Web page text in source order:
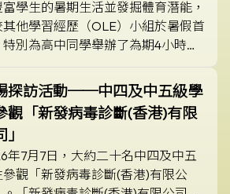
，更令他們自信大大提高。
富學生的暑期生活並發掘體育潛能，
其他學習經歷（OLE）小組於暑假首
特別為高中同學舉辦了為期4小時的
探訪活動──中四及中五級學
觀「新發病毒診斷(香港)有限
年7月7日，大約二十名中四及中五
參觀「新發病毒診斷(香港)有限公